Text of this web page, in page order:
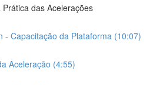
das Acelerações
- Capacitação da Plataforma (10:07)
Aceleração (4:55)